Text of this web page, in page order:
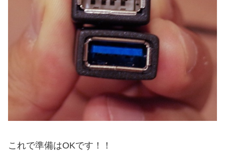
これで準備はOKです！！